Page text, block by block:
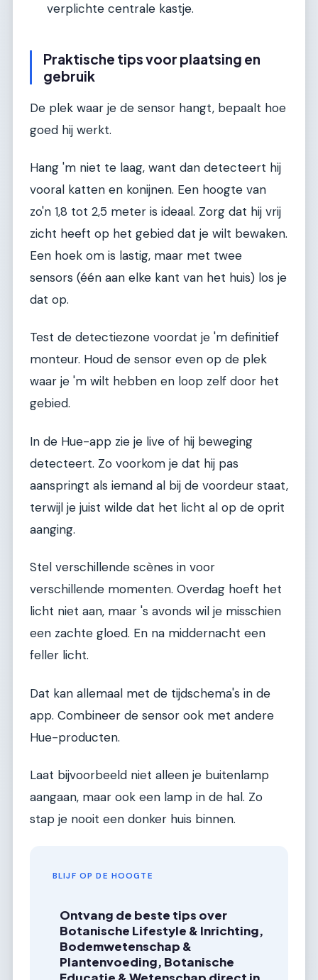
verplichte centrale kastje.
Praktische tips voor plaatsing en
gebruik
De plek waar je de sensor hangt, bepaalt hoe
goed hij werkt.
Hang 'm niet te laag, want dan detecteert hij
vooral katten en konijnen. Een hoogte van
zo'n 1,8 tot 2,5 meter is ideaal. Zorg dat hij vrij
zicht heeft op het gebied dat je wilt bewaken.
Een hoek om is lastig, maar met twee
sensors (één aan elke kant van het huis) los je
dat op.
Test de detectiezone voordat je 'm definitief
monteur. Houd de sensor even op de plek
waar je 'm wilt hebben en loop zelf door het
gebied.
In de Hue-app zie je live of hij beweging
detecteert. Zo voorkom je dat hij pas
aanspringt als iemand al bij de voordeur staat,
terwijl je juist wilde dat het licht al op de oprit
aanging.
Stel verschillende scènes in voor
verschillende momenten. Overdag hoeft het
licht niet aan, maar 's avonds wil je misschien
een zachte gloed. En na middernacht een
feller licht.
Dat kan allemaal met de tijdschema's in de
app. Combineer de sensor ook met andere
Hue-producten.
Laat bijvoorbeeld niet alleen je buitenlamp
aangaan, maar ook een lamp in de hal. Zo
stap je nooit een donker huis binnen.
BLIJF OP DE HOOGTE
Ontvang de beste tips over
Botanische Lifestyle & Inrichting,
Bodemwetenschap &
Plantenvoeding, Botanische